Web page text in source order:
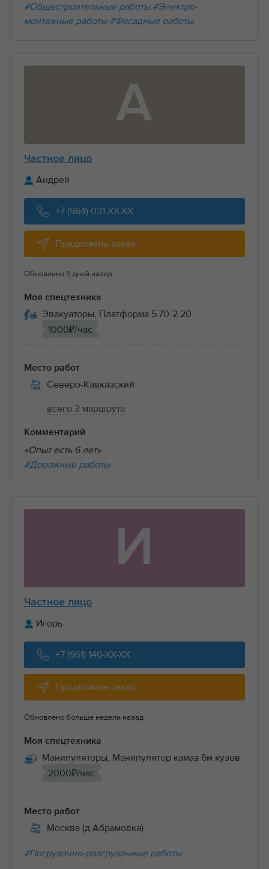
#Общестроительные работы #Электро-
монтажные работы #Фасадные работы
А
Частное лицо
Андрей
+7 (964) 031-XX-XX
Предложить заказ
Обновлено 5 дней назад
Моя спецтехника
Эвакуаторы, Платформа 5.70-2.20
1000₽/час
Место работ
Северо-Кавказский
всего 3 маршрута
Комментарий
«Опыт есть 6 лет»
#Дорожные работы
И
Частное лицо
Игорь
+7 (961) 146-XX-XX
Предложить заказ
Обновлено больше недели назад
Моя спецтехника
Манипуляторы, Манипулятор камаз 6м кузов
2000₽/час
Место работ
Москва (д Абрамовка)
#Погрузочно-разгрузочные работы